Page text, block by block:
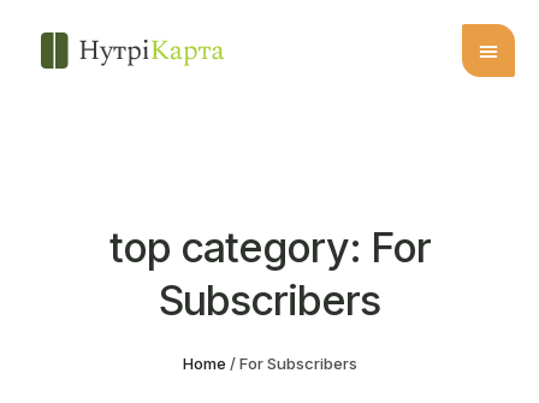
top category: For
Subscribers
Home /For Subscribers